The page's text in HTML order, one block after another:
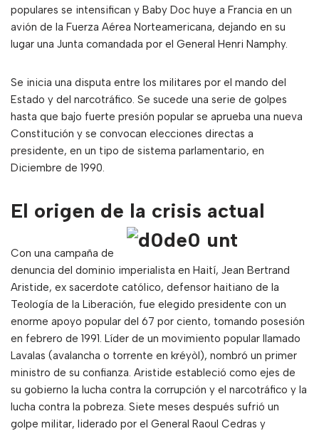
populares se intensifican y Baby Doc huye a Francia en un
avión de la Fuerza Aérea Norteamericana, dejando en su
lugar una Junta comandada por el General Henri Namphy.
Se inicia una disputa entre los militares por el mando del
Estado y del narcotráfico. Se sucede una serie de golpes
hasta que bajo fuerte presión popular se aprueba una nueva
Constitución y se convocan elecciones directas a
presidente, en un tipo de sistema parlamentario, en
Diciembre de 1990.
El origen de la crisis actual
Con una campaña de
denuncia del dominio imperialista en Haití, Jean Bertrand
Aristide, ex sacerdote católico, defensor haitiano de la
Teología de la Liberación, fue elegido presidente con un
enorme apoyo popular del 67 por ciento, tomando posesión
en febrero de 1991. Líder de un movimiento popular llamado
Lavalas (avalancha o torrente en kréyòl), nombró un primer
ministro de su confianza. Aristide estableció como ejes de
su gobierno la lucha contra la corrupción y el narcotráfico y la
lucha contra la pobreza. Siete meses después sufrió un
golpe militar, liderado por el General Raoul Cedras y